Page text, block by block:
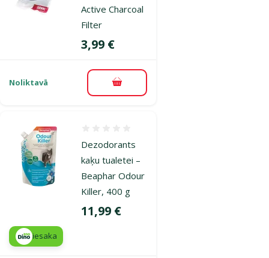
Active Charcoal
Filter
Cena
3,99 €
Noliktavā Pievienot grozam
Dezodorants
kaķu tualetei –
Beaphar Odour
Killer, 400 g
Cena
11,99 €
iesaka